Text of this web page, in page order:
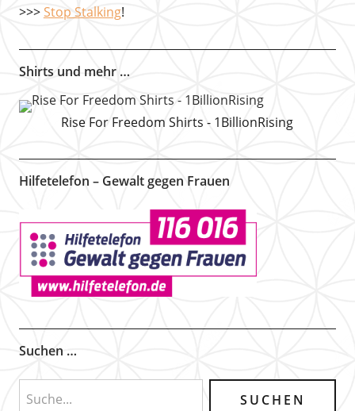
>>> Stop Stalking!
Shirts und mehr …
Rise For Freedom Shirts - 1BillionRising
Hilfetelefon – Gewalt gegen Frauen
Suchen …